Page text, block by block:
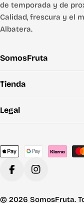
de temporada y de
Calidad, frescura y el
Albatera.
SomosFruta
Tienda
Legal
Métodos
pagoFacebookInstagram
© 2026 SomosFruta.